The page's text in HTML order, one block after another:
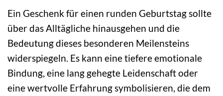
Ein Geschenk für einen runden Geburtstag sollte
über das Alltägliche hinausgehen und die
Bedeutung dieses besonderen Meilensteins
widerspiegeln. Es kann eine tiefere emotionale
Bindung, eine lang gehegte Leidenschaft oder
eine wertvolle Erfahrung symbolisieren, die dem